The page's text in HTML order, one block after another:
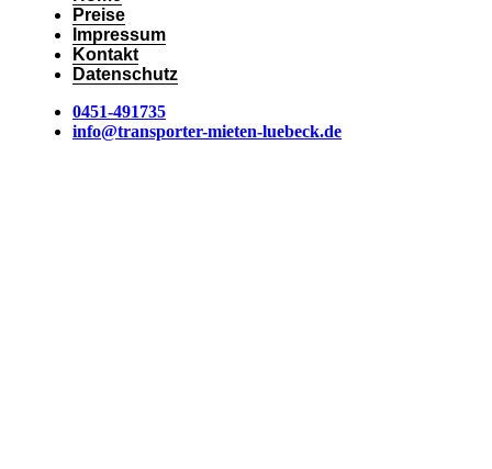
Preise
Impressum
Kontakt
Datenschutz
0451-491735
info@transporter-mieten-luebeck.de